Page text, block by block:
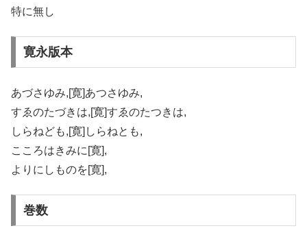
特に無し
寛永版本
あづさゆみ,[寛]あつさゆみ,
すゑのたづきは,[寛]すゑのたつきは,
しらねども,[寛]しらねとも,
こころはきみに[寛],
よりにしものを[寛],
巻数